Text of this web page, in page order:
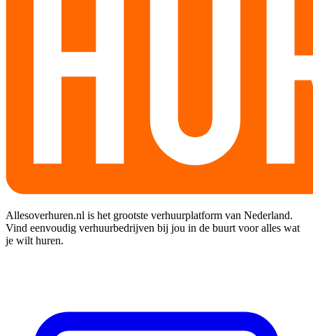
Allesoverhuren.nl is het grootste verhuurplatform van Nederland.
Vind eenvoudig verhuurbedrijven bij jou in de buurt voor alles wat
je wilt huren.